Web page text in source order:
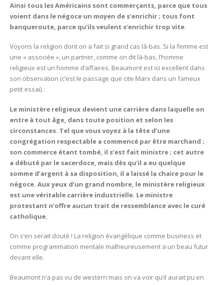
Ainsi tous les Américains sont commerçants, parce que tous
voient dans le négoce un moyen de s’enrichir ; tous font
banqueroute, parce qu’ils veulent s’enrichir trop vite.
Voyons la religion dont on a fait si grand cas là-bas. Si la femme est
une « associée », un partner, comme on dit là-bas, l’homme
religieux est un homme d’affaires. Beaumont est ici excellent dans
son observation (c’est le passage que cite Marx dans un fameux
petit essai) :
Le ministère religieux devient une carrière dans laquelle on
entre à tout âge, dans toute position et selon les
circonstances. Tel que vous voyez à la tête d’une
congrégation respectable a commencé par être marchand ;
son commerce étant tombé, il s’est fait ministre ; cet autre
a débuté par le sacerdoce, mais dès qu’il a eu quelque
somme d’argent à sa disposition, il a laissé la chaire pour le
négoce. Aux yeux d’un grand nombre, le ministère religieux
est une véritable carrière industrielle. Le ministre
protestant n’offre aucun trait de ressemblance avec le curé
catholique.
On s’en serait douté ! La religion évangélique comme business et
comme programmation mentale malheureusement a un beau futur
devant elle.
Beaumont n’a pas vu de western mais on va voir qu’il aurait pu en